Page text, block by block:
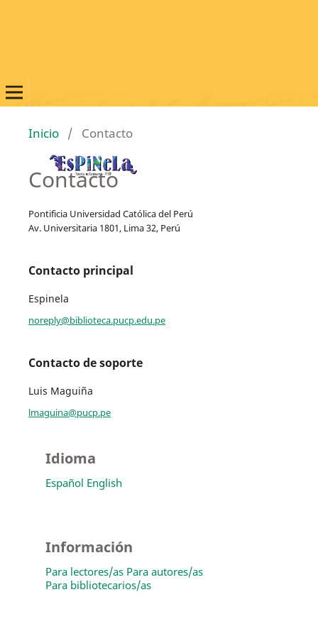
Inicio / Contacto
Contacto
Pontificia Universidad Católica del Perú
Av. Universitaria 1801, Lima 32, Perú
Contacto principal
Espinela
noreply@biblioteca.pucp.edu.pe
Contacto de soporte
Luis Maguiña
lmaguina@pucp.pe
Idioma
Español English
Información
Para lectores/as Para autores/as
Para bibliotecarios/as